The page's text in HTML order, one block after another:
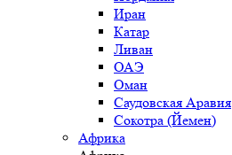
Иран
Катар
Ливан
ОАЭ
Оман
Саудовская Аравия
Сокотра (Йемен)
Африка